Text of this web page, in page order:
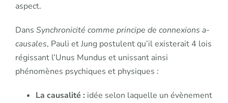
aspect.
Dans Synchronicité comme principe de connexions a-
causales, Pauli et Jung postulent qu’il existerait 4 lois
régissant l’Unus Mundus et unissant ainsi
phénomènes psychiques et physiques :
La causalité : idée selon laquelle un évènement